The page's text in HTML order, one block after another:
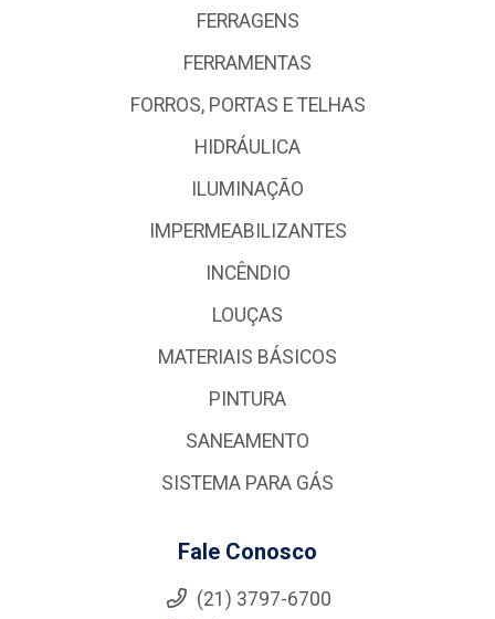
FERRAGENS
FERRAMENTAS
FORROS, PORTAS E TELHAS
HIDRÁULICA
ILUMINAÇÃO
IMPERMEABILIZANTES
INCÊNDIO
LOUÇAS
MATERIAIS BÁSICOS
PINTURA
SANEAMENTO
SISTEMA PARA GÁS
Fale Conosco
(21) 3797-6700